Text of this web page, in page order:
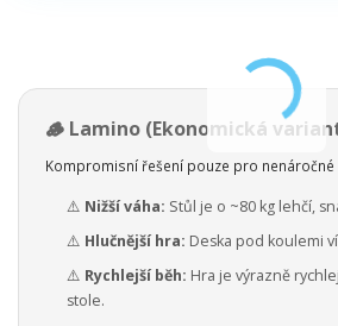
🪵 Lamino (Ekonomická
Kompromisní řešení pouze pro
⚠️ Nižší váha: Stůl je o ~80 kg lehčí,
⚠️ Hlučnější hra: Deska pod koulemi
⚠️ Rychlejší běh: Hra je výrazně
stole.